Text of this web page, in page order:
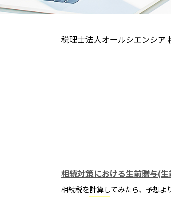
税理士法人オールシエンシア
相続対策における生前贈与(
相続税を計算してみたら、予想